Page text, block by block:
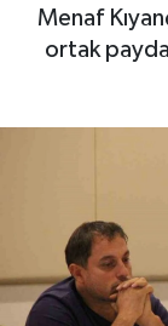
Menaf
ortak
Otovitrin
Spor
Haber